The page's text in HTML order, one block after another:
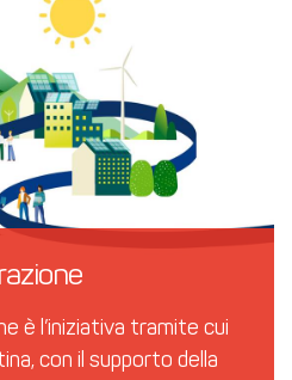
è l’iniziativa tramite cui
con il supporto della